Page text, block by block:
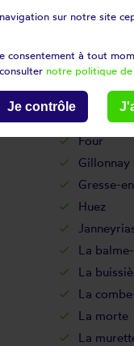
Crémieu
Dolomieu
Eclose
Eybens
Fitilieu
Four
Gillonnay
Gresse-
Huez
La
La
La
La morte
La
sur notre site
consentement à tout
notre politique
Je contrôle